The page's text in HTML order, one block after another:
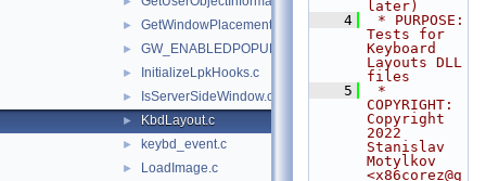
► GetWindowPlacement.c
► GW_ENABLEDPOPUP.c
► InitializeLpkHooks.c
► IsServerSideWindow.c
► KbdLayout.c
► keybd_event.c
► LoadImage.c
later)
    4
* PURPOSE:
Tests for
Keyboard
Layouts DLL
files
    5
*
COPYRIGHT:
Copyright
2022
Stanislav
Motylkov
<x86corez@g